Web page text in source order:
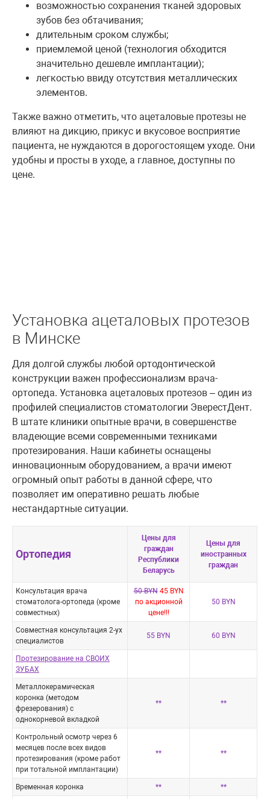
возможностью сохранения тканей здоровых
зубов без обтачивания;
длительным сроком службы;
приемлемой ценой (технология обходится
значительно дешевле имплантации);
легкостью ввиду отсутствия металлических
элементов.
Также важно отметить, что ацеталовые протезы не
влияют на дикцию, прикус и вкусовое восприятие
пациента, не нуждаются в дорогостоящем уходе. Они
удобны и просты в уходе, а главное, доступны по
цене.
Установка ацеталовых протезов
в Минске
Для долгой службы любой ортодонтической
конструкции важен профессионализм врача-
ортопеда. Установка ацеталовых протезов – один из
профилей специалистов стоматологии ЭверестДент.
В штате клиники опытные врачи, в совершенстве
владеющие всеми современными техниками
протезирования. Наши кабинеты оснащены
инновационным оборудованием, а врачи имеют
огромный опыт работы в данной сфере, что
позволяет им оперативно решать любые
нестандартные ситуации.
Ортопедия
Цены для
граждан
Республики
Беларусь
Цены для
иностранных
граждан
Консультация врача
стоматолога-ортопеда (кроме
совместных)
50 BYN45 BYN
по акционной
цене!!!
50 BYN
Совместная консультация 2-ух
специалистов
55 BYN 60 BYN
Протезирование на СВОИХ
ЗУБАХ
Металлокерамическая
коронка (методом
фрезерования) с
однокорневой вкладкой
** **
Контрольный осмотр через 6
месяцев после всех видов
протезирования (кроме работ
при тотальной имплантации)
** **
Временная коронка ** **